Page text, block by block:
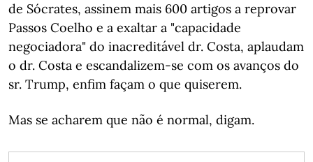
de Sócrates, assinem mais 600 artigos a reprovar
Passos Coelho e a exaltar a "capacidade
negociadora" do inacreditável dr. Costa, aplaudam
o dr. Costa e escandalizem-se com os avanços do
sr. Trump, enfim façam o que quiserem.
Mas se acharem que não é normal, digam.